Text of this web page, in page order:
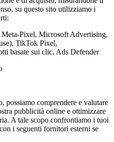
su questo sito utilizziamo i
Pixel, Microsoft Advertising,
TikTok Pixel,
basate sui clic, Ads Defender
possiamo comprendere e valutare
pubblicità online e ottimizzare
A tale scopo confrontiamo i tuoi
i seguenti fornitori esterni se